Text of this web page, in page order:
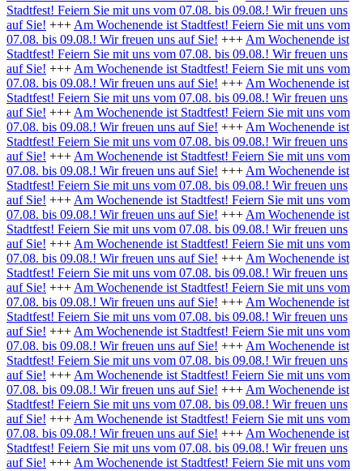
Stadtfest! Feiern Sie mit uns vom 07.08. bis 09.08.! Wir freuen uns
auf Sie! +++ Am Wochenende ist Stadtfest! Feiern Sie mit uns vom
07.08. bis 09.08.! Wir freuen uns auf Sie! +++ Am Wochenende ist
Stadtfest! Feiern Sie mit uns vom 07.08. bis 09.08.! Wir freuen uns
auf Sie! +++ Am Wochenende ist Stadtfest! Feiern Sie mit uns vom
07.08. bis 09.08.! Wir freuen uns auf Sie! +++ Am Wochenende ist
Stadtfest! Feiern Sie mit uns vom 07.08. bis 09.08.! Wir freuen uns
auf Sie! +++ Am Wochenende ist Stadtfest! Feiern Sie mit uns vom
07.08. bis 09.08.! Wir freuen uns auf Sie! +++ Am Wochenende ist
Stadtfest! Feiern Sie mit uns vom 07.08. bis 09.08.! Wir freuen uns
auf Sie! +++ Am Wochenende ist Stadtfest! Feiern Sie mit uns vom
07.08. bis 09.08.! Wir freuen uns auf Sie! +++ Am Wochenende ist
Stadtfest! Feiern Sie mit uns vom 07.08. bis 09.08.! Wir freuen uns
auf Sie! +++ Am Wochenende ist Stadtfest! Feiern Sie mit uns vom
07.08. bis 09.08.! Wir freuen uns auf Sie! +++ Am Wochenende ist
Stadtfest! Feiern Sie mit uns vom 07.08. bis 09.08.! Wir freuen uns
auf Sie! +++ Am Wochenende ist Stadtfest! Feiern Sie mit uns vom
07.08. bis 09.08.! Wir freuen uns auf Sie! +++ Am Wochenende ist
Stadtfest! Feiern Sie mit uns vom 07.08. bis 09.08.! Wir freuen uns
auf Sie! +++ Am Wochenende ist Stadtfest! Feiern Sie mit uns vom
07.08. bis 09.08.! Wir freuen uns auf Sie! +++ Am Wochenende ist
Stadtfest! Feiern Sie mit uns vom 07.08. bis 09.08.! Wir freuen uns
auf Sie! +++ Am Wochenende ist Stadtfest! Feiern Sie mit uns vom
07.08. bis 09.08.! Wir freuen uns auf Sie! +++ Am Wochenende ist
Stadtfest! Feiern Sie mit uns vom 07.08. bis 09.08.! Wir freuen uns
auf Sie! +++ Am Wochenende ist Stadtfest! Feiern Sie mit uns vom
07.08. bis 09.08.! Wir freuen uns auf Sie! +++ Am Wochenende ist
Stadtfest! Feiern Sie mit uns vom 07.08. bis 09.08.! Wir freuen uns
auf Sie! +++ Am Wochenende ist Stadtfest! Feiern Sie mit uns vom
07.08. bis 09.08.! Wir freuen uns auf Sie! +++ Am Wochenende ist
Stadtfest! Feiern Sie mit uns vom 07.08. bis 09.08.! Wir freuen uns
auf Sie! +++ Am Wochenende ist Stadtfest! Feiern Sie mit uns vom